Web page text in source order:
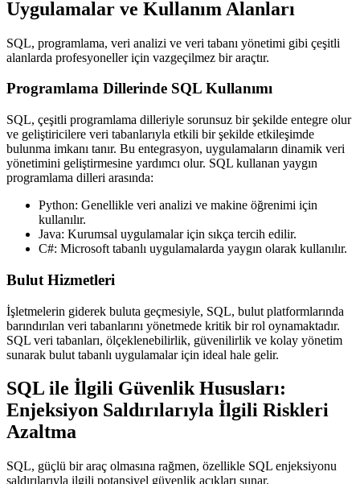
Uygulamalar ve Kullanım Alanları
SQL, programlama, veri analizi ve veri tabanı yönetimi gibi çeşitli
alanlarda profesyoneller için vazgeçilmez bir araçtır.
Programlama Dillerinde SQL Kullanımı
SQL, çeşitli programlama dilleriyle sorunsuz bir şekilde entegre olur
ve geliştiricilere veri tabanlarıyla etkili bir şekilde etkileşimde
bulunma imkanı tanır. Bu entegrasyon, uygulamaların dinamik veri
yönetimini geliştirmesine yardımcı olur. SQL kullanan yaygın
programlama dilleri arasında:
Python: Genellikle veri analizi ve makine öğrenimi için
kullanılır.
Java: Kurumsal uygulamalar için sıkça tercih edilir.
C#: Microsoft tabanlı uygulamalarda yaygın olarak kullanılır.
Bulut Hizmetleri
İşletmelerin giderek buluta geçmesiyle, SQL, bulut platformlarında
barındırılan veri tabanlarını yönetmede kritik bir rol oynamaktadır.
SQL veri tabanları, ölçeklenebilirlik, güvenilirlik ve kolay yönetim
sunarak bulut tabanlı uygulamalar için ideal hale gelir.
SQL ile İlgili Güvenlik Hususları:
Enjeksiyon Saldırılarıyla İlgili Riskleri
Azaltma
SQL, güçlü bir araç olmasına rağmen, özellikle SQL enjeksiyonu
saldırılarıyla ilgili potansiyel güvenlik açıkları sunar.